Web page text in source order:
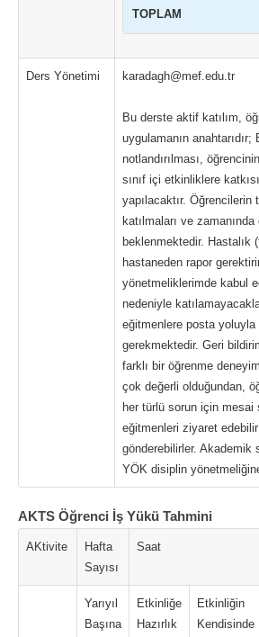
TOPLAM
Ders Yönetimi karadagh@mef.edu.tr
Bu derste aktif katılım,
uygulamanın anahtarıdır;
notlandırılması,
sınıf içi etkinliklere
yapılacaktır. Öğrencilerin
katılmaları ve
beklenmektedir. Hastalık
hastaneden rapor
yönetmeliklerimde kabul
nedeniyle
eğitmenlere posta yoluyla
gerekmektedir. Geri
farklı bir öğrenme
çok değerli olduğundan,
her türlü sorun için mesai
eğitmenleri ziyaret
gönderebilirler. Akademik
YÖK disiplin
AKTS Öğrenci İş Yükü Tahmini
AKtivite
Hafta
Sayısı
Saat
Yarıyıl
Başına
Etkinliğe
Hazırlık
Etkinliğin
Kendisinde